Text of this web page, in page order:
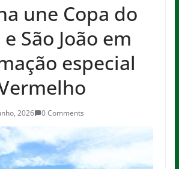
une Copa do
São João em
especial
2026 0 Comments